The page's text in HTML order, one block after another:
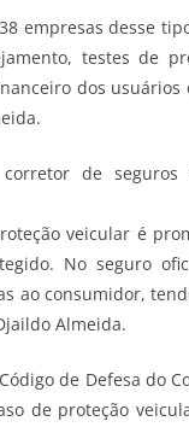
empresas desse
testes de
dos
de
veicular é
No seguro
ao consumidor,
Almeida.
de Defesa do
de proteção